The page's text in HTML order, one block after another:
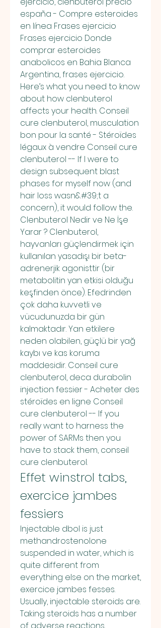
españa - Compre esteroides
en línea Frases ejercicio
Frases ejercicio Donde
comprar esteroides
anabolicos en Bahia Blanca
Argentina, frases ejercicio.
Here’s what you need to know
about how clenbuterol
affects your health. Conseil
cure clenbuterol, musculation
bon pour la santé - Stéroïdes
légaux à vendre Conseil cure
clenbuterol -- If I were to
design subsequent blast
phases for myself now (and
hair loss wasn&#39;t a
concern), it would follow the.
Clenbuterol Nedir ve Ne İşe
Yarar ? Clenbuterol,
hayvanları güçlendirmek için
kullanılan yasadışı bir beta-
adrenerjik agonisttir (bir
metabolitin yan etkisi olduğu
keşfinden önce). Efedrinden
çok daha kuvvetli ve
vücudunuzda bir gün
kalmaktadır. Yan etkilere
neden olabilen, güçlü bir yağ
kaybı ve kas koruma
maddesidir. Conseil cure
clenbuterol, deca durabolin
injection fessier - Acheter des
stéroïdes en ligne Conseil
cure clenbuterol -- If you
really want to harness the
power of SARMs then you
have to stack them, conseil
cure clenbuterol.
Effet winstrol tabs,
exercice jambes
fessiers
Injectable dbol is just
methandrostenolone
suspended in water, which is
quite different from
everything else on the market,
exercice jambes fesses.
Usually, injectable steroids are.
Taking steroids has a number